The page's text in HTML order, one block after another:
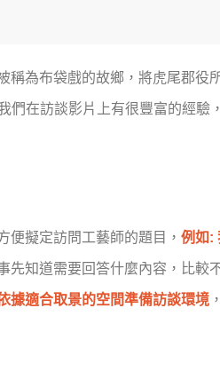
為布袋戲的故鄉，將虎尾郡役
在訪談影片上有很豐富的經驗
便擬定訪問工藝師的題目， 例如:
先知道需要回答什麼內容，比較
據適合取景的空間準備訪談環境